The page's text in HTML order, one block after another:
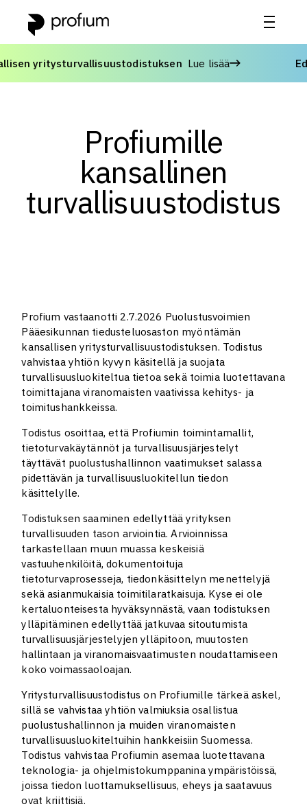
yritysturvallisuustodistuksenLue lisää
Profiumille
kansallinen
turvallisuustodistus
Profium vastaanotti 2.7.2026 Puolustusvoimien
Pääesikunnan tiedusteluosaston myöntämän
kansallisen yritysturvallisuustodistuksen. Todistus
vahvistaa yhtiön kyvyn käsitellä ja suojata
turvallisuusluokiteltua tietoa sekä toimia luotettavana
toimittajana viranomaisten vaativissa kehitys- ja
toimitushankkeissa.
Todistus osoittaa, että Profiumin toimintamallit,
tietoturvakäytännöt ja turvallisuusjärjestelyt
täyttävät puolustushallinnon vaatimukset salassa
pidettävän ja turvallisuusluokitellun tiedon
käsittelylle.
Todistuksen saaminen edellyttää yrityksen
turvallisuuden tason arviointia. Arvioinnissa
tarkastellaan muun muassa keskeisiä
vastuuhenkilöitä, dokumentoituja
tietoturvaprosesseja, tiedonkäsittelyn menettelyjä
sekä asianmukaisia toimitilaratkaisuja. Kyse ei ole
kertaluonteisesta hyväksynnästä, vaan todistuksen
ylläpitäminen edellyttää jatkuvaa sitoutumista
turvallisuusjärjestelyjen ylläpitoon, muutosten
hallintaan ja viranomaisvaatimusten noudattamiseen
koko voimassaoloajan.
Yritysturvallisuustodistus on Profiumille tärkeä askel,
sillä se vahvistaa yhtiön valmiuksia osallistua
puolustushallinnon ja muiden viranomaisten
turvallisuusluokiteltuihin hankkeisiin Suomessa.
Todistus vahvistaa Profiumin asemaa luotettavana
teknologia- ja ohjelmistokumppanina ympäristöissä,
joissa tiedon luottamuksellisuus, eheys ja saatavuus
ovat kriittisiä.